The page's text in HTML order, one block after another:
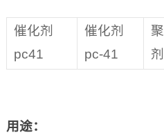
催化剂
pc41
催化剂
pc-41
用途：